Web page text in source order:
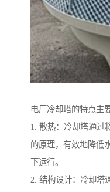
电厂冷却塔的特点主
1. 散热：冷却塔通过
的原理，有效地降低
下运行。
2. 结构设计：冷却塔